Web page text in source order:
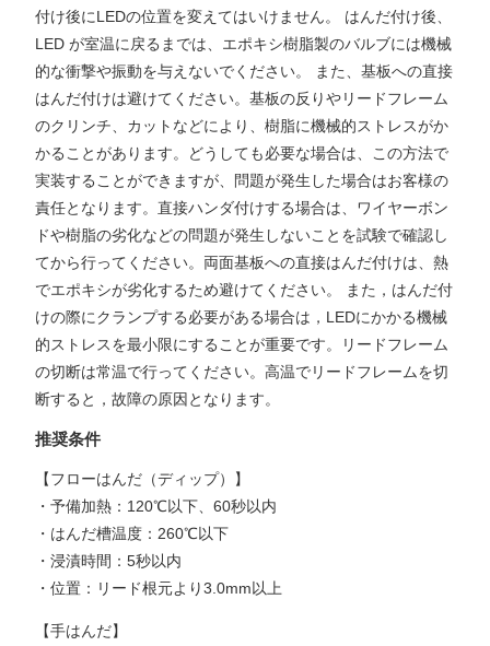
付け後にLEDの位置を変えてはいけません。 はんだ付け後、
LED が室温に戻るまでは、エポキシ樹脂製のバルブには機械
的な衝撃や振動を与えないでください。 また、基板への直接
はんだ付けは避けてください。基板の反りやリードフレーム
のクリンチ、カットなどにより、樹脂に機械的ストレスがか
かることがあります。どうしても必要な場合は、この方法で
実装することができますが、問題が発生した場合はお客様の
責任となります。直接ハンダ付けする場合は、ワイヤーボン
ドや樹脂の劣化などの問題が発生しないことを試験で確認し
てから行ってください。両面基板への直接はんだ付けは、熱
でエポキシが劣化するため避けてください。 また，はんだ付
けの際にクランプする必要がある場合は，LEDにかかる機械
的ストレスを最小限にすることが重要です。リードフレーム
の切断は常温で行ってください。高温でリードフレームを切
断すると，故障の原因となります。
推奨条件
【フローはんだ（ディップ）】
・予備加熱：120℃以下、60秒以内
・はんだ槽温度：260℃以下
・浸漬時間：5秒以内
・位置：リード根元より3.0mm以上
【手はんだ】